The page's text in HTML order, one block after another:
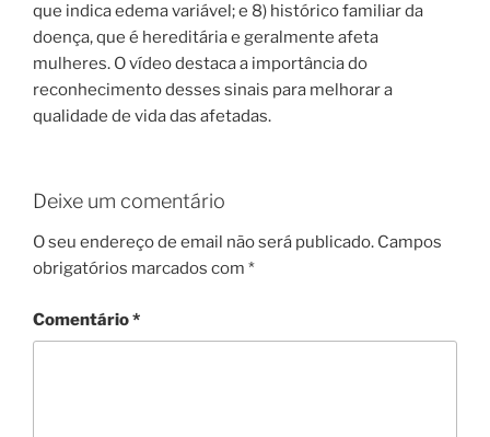
que indica edema variável; e 8) histórico familiar da
doença, que é hereditária e geralmente afeta
mulheres. O vídeo destaca a importância do
reconhecimento desses sinais para melhorar a
qualidade de vida das afetadas.
Deixe um comentário
O seu endereço de email não será publicado. Campos
obrigatórios marcados com *
Comentário*